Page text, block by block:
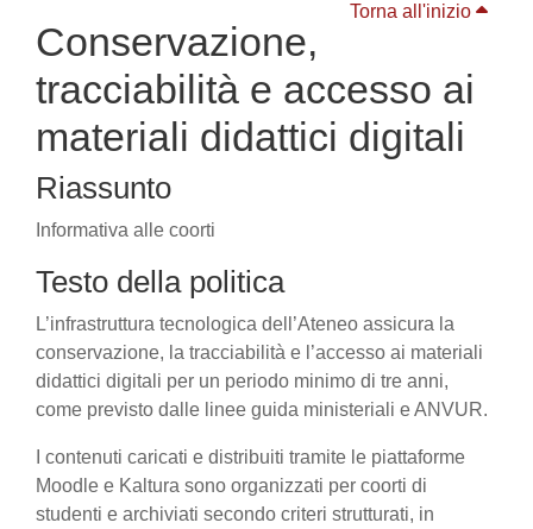
Torna all'inizio
Conservazione,
tracciabilità e accesso ai
materiali didattici digitali
Riassunto
Informativa alle coorti
Testo della politica
L’infrastruttura tecnologica dell’Ateneo assicura la
conservazione, la tracciabilità e l’accesso ai materiali
didattici digitali per un periodo minimo di tre anni,
come previsto dalle linee guida ministeriali e ANVUR.
I contenuti caricati e distribuiti tramite le piattaforme
Moodle e Kaltura sono organizzati per coorti di
studenti e archiviati secondo criteri strutturati, in